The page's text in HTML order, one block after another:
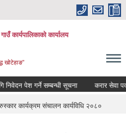
कार्यपालिकाको कार्यालय
खोटेहाङ”
पेश गर्ने सम्बन्धी सूचना करार सेवा
कार्यक्रम संचालन कार्यविधि २०८०